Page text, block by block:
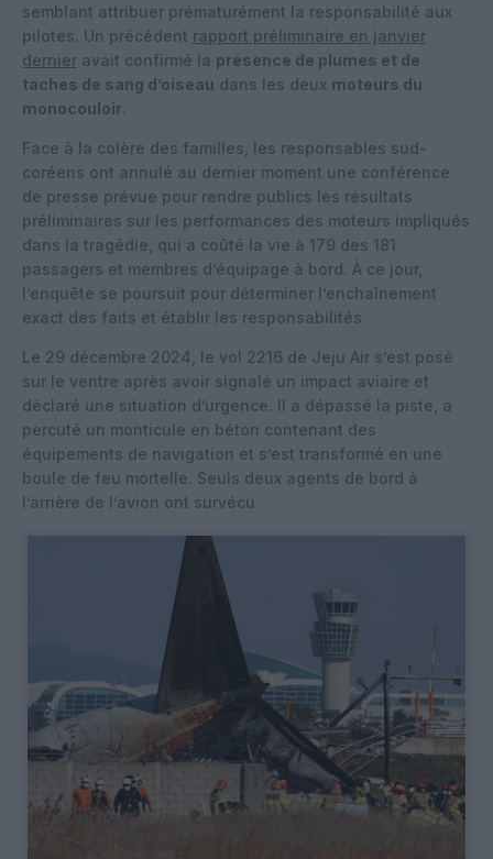
semblant attribuer prématurément la responsabilité aux
pilotes. Un précédent rapport préliminaire en janvier
dernier avait confirmé la présence de plumes et de
taches de sang d’oiseau dans les deux moteurs du
monocouloir.
Face à la colère des familles, les responsables sud-
coréens ont annulé au dernier moment une conférence
de presse prévue pour rendre publics les résultats
préliminaires sur les performances des moteurs impliqués
dans la tragédie, qui a coûté la vie à 179 des 181
passagers et membres d’équipage à bord. À ce jour,
l’enquête se poursuit pour déterminer l’enchaînement
exact des faits et établir les responsabilités.
Le 29 décembre 2024, le vol 2216 de Jeju Air s’est posé
sur le ventre après avoir signalé un impact aviaire et
déclaré une situation d’urgence. Il a dépassé la piste, a
percuté un monticule en béton contenant des
équipements de navigation et s’est transformé en une
boule de feu mortelle. Seuls deux agents de bord à
l’arrière de l’avion ont survécu.